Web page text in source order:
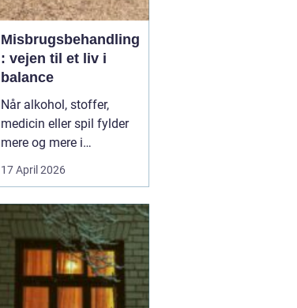
Misbrugsbehandling
: vejen til et liv i
balance
Når alkohol, stoffer,
medicin eller spil fylder
mere og mere i
hverdagen, bliver
grænsen mellem vane
sløret. Mange forsøger
længe at klare sig selv,
men for en stor del viser
erfaringen, at...
17 April 2026